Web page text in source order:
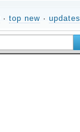
· top new· updates